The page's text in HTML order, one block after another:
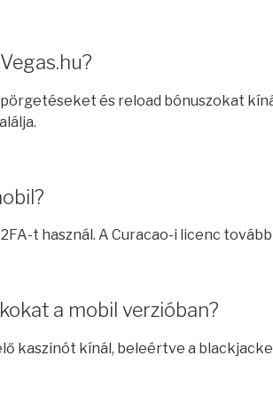
és reload bónuszokat
t használ. A Curacao-i licenc
a mobil verzióban?
kaszinót kínál, beleértve a